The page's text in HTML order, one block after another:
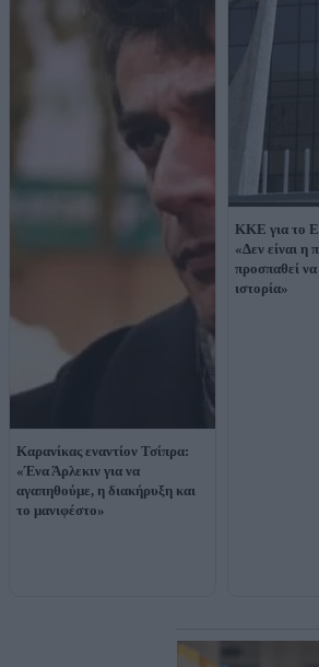
Καρανίκας εναντίον Τσίπρα:
«Ένα Άρλεκιν για να
αγαπηθούμε, η διακήρυξη και
το μανιφέστο»
ΚΚΕ για το
«Δεν είναι
προσπαθεί
ιστορία»